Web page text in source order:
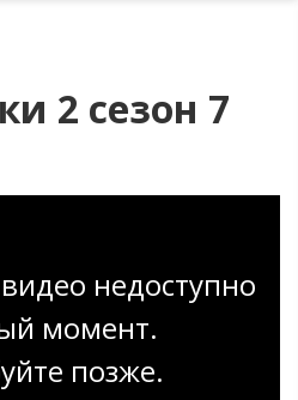
2 сезон 7
недоступно
момент.
позже.